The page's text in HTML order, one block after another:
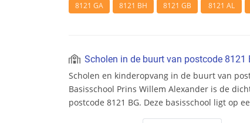
8121 GA
8121 BH 8121 GB 8121 AL
Scholen in de buurt van postcode 8121
Scholen en kinderopvang in de buurt van
Basisschool Prins Willem Alexander is de
postcode 8121 BG. Deze basisschool ligt op